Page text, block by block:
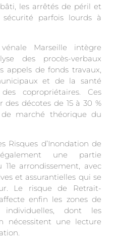
les arrêtés de péril et
parfois lourds à
Marseille intègre
des procès-verbaux
appels de fonds travaux,
et de la santé
copropriétaires. Ces
décotes de 15 à 30 %
marché théorique du
Risques d’Inondation de
une partie
arrondissement, avec
et assurantielles qui se
Le risque de Retrait-
enfin les zones de
dont les
nécessitent une lecture